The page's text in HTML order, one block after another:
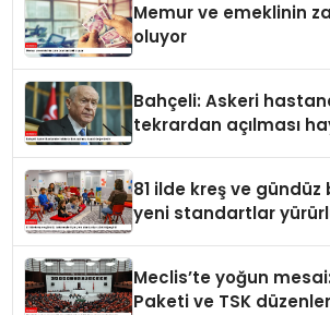
Memur ve emeklinin
oluyor
Bahçeli: Askeri
tekrardan açılması
81 ilde kreş ve gündüz
yeni standartlar
Meclis’te yoğun mesai:
Paketi ve TSK